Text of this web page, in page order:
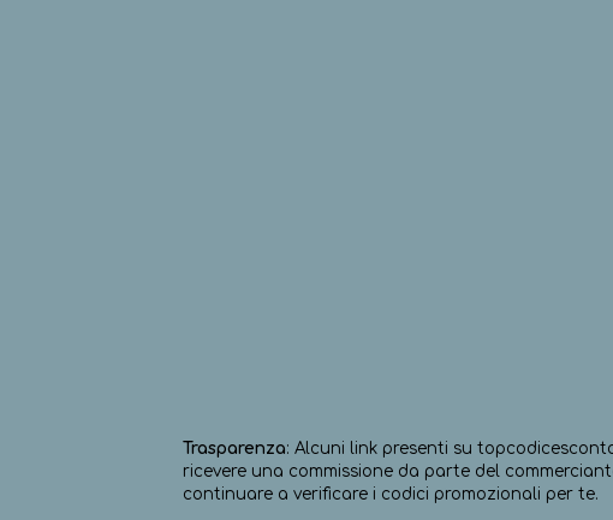
Trasparenza: Alcuni link presenti su
ricevere una commissione da parte del
continuare a verificare i codici promozionali per te.